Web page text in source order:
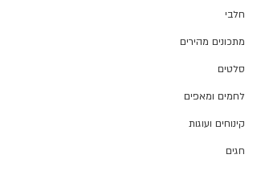
חלבי
מתכונים מהירים
סלטים
לחמים ומאפים
קינוחים ועוגות
חגים